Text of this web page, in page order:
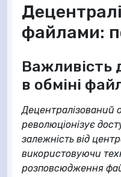
файлами:
Важливість
в обміні
Децентралізований
революціонізує
залежність від
використовуючи
розповсюдження